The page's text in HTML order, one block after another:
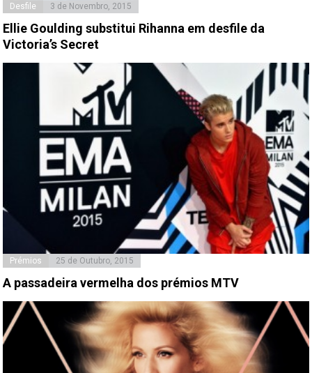
Desfile 3 de Novembro, 2015
Ellie Goulding substitui Rihanna em desfile da
Victoria’s Secret
Prémios 25 de Outubro, 2015
A passadeira vermelha dos prémios MTV